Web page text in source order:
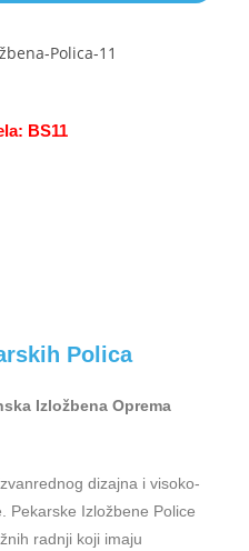
BS11
Polica
Izložbena Oprema
dizajna i visoko-
Pekarske Izložbene Police
radnji koji imaju